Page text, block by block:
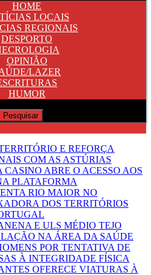
HOME
LOCAIS
REGIONAIS
DESPORTO
OPINIÃO
LAZER
HUMOR
E REFORÇA
COM AS ASTÚRIAS
ABRE O ACESSO AOS
PLATAFORMA
RIO MAIOR NO
DOS TERRITÓRIOS
E ULS MÉDIO TEJO
NA ÁREA DA SAÚDE
POR TENTATIVA DE
À INTEGRIDADE FÍSICA
OFERECE VIATURAS À